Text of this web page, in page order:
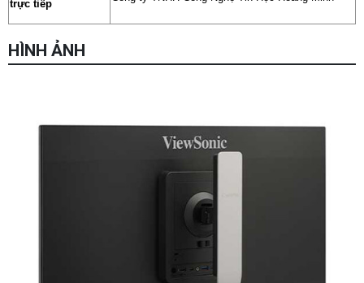
trực tiếp
HÌNH ẢNH